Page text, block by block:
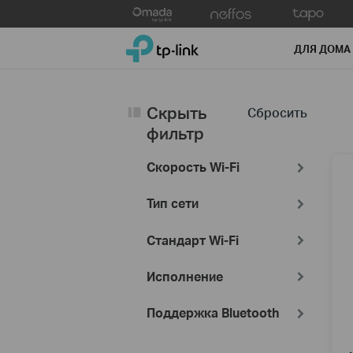
to
TP-Link, Reliably Smart ДЛЯ ДОМА
Сбросить
Скрыть
фильтр
Скорость Wi-Fi
Тип сети
Стандарт Wi-Fi
Исполнение
Поддержка Bluetooth